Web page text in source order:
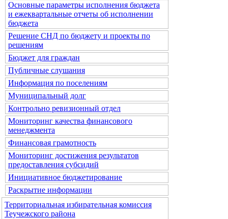
Основные параметры исполнения бюджета
и ежеквартальные отчеты об исполнении
бюджета
Решение СНД по бюджету и проекты по
решениям
Бюджет для граждан
Публичные слушания
Информация по поселениям
Муниципальный долг
Контрольно ревизионный отдел
Мониторинг качества финансового
менеджмента
Финансовая грамотность
Мониторинг достижения результатов
предоставления субсидий
Инициативное бюджетирование
Раскрытие информации
Территориальная избирательная комиссия
Теучежского района